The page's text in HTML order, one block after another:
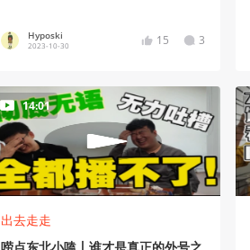
Hyposki
2023-10-30 15 3
14:01
出去走走
唠点东北小嗑丨谁才是真正的外号之